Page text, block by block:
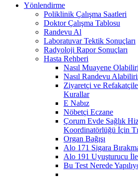
Yönlendirme
Poliklinik Çalışma Saatleri
Doktor Çalışma Tablosu
Randevu Al
Laboratuvar Tektik Sonuçları
Radyoloji Rapor Sonuçları
Hasta Rehberi
Nasıl Muayene
Nasıl Randevu
Ziyaretçi ve
Kurallar
E Nabız
Nöbetçi Eczane
Çorum Evde Sağlık
Koordinatörlüğü İçin
Organ Bağışı
Alo 171 Sigara
Alo 191 Uyuşturucu
Bu Test Nerede